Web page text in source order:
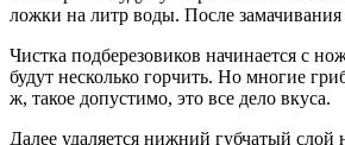
ложки на литр воды. После замачивания
Чистка подберезовиков начинается с
будут несколько горчить. Но многие
ж, такое допустимо, это все дело вкуса.
Далее удаляется нижний губчатый слой